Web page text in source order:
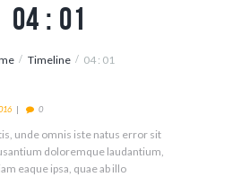
04 : 01
Timeline 04 : 01
0
unde omnis iste natus error sit
doloremque laudantium,
eaque ipsa, quae ab illo